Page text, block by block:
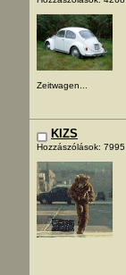
Zeitwagen...
KIZS
Hozzászólások: 7995